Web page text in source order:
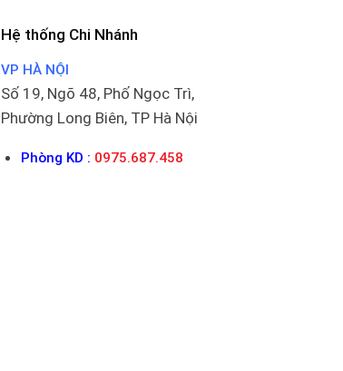
Hệ thống Chi Nhánh
VP HÀ NỘI
Số 19, Ngõ 48, Phố Ngọc Trì,
Phường Long Biên, TP Hà Nội
Phòng KD : 0975.687.458